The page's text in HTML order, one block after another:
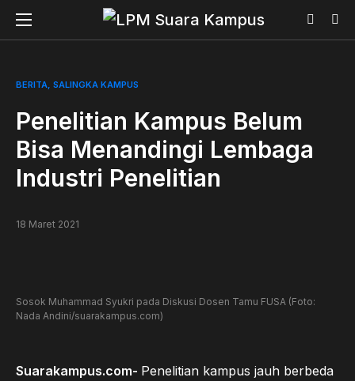
BERITA SALINGKA KAMPUS
Penelitian Kampus Belum
Bisa Menandingi Lembaga
Industri Penelitian
18 Maret 2021
Sosok Muhammad Syukri pada Diskusi Dosen Tamu FUSA (Foto:
Nada Andini/suarakampus.com)
Suarakampus.com- Penelitian kampus jauh berbeda